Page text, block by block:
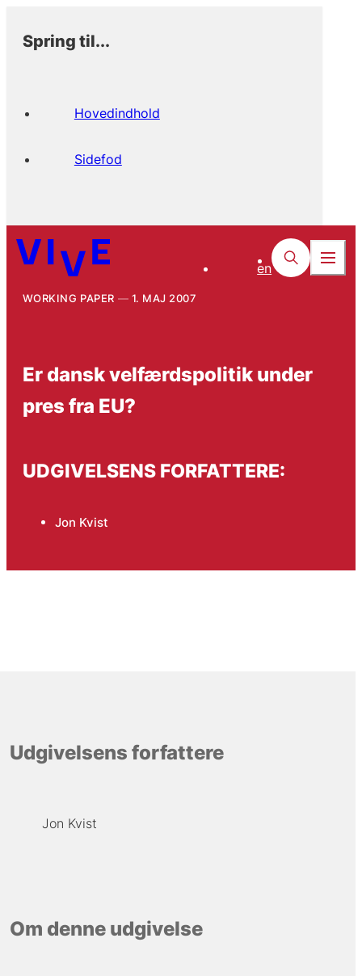
Spring til...
Hovedindhold
Sidefod
en
WORKING PAPER 1. MAJ 2007
Er dansk velfærdspolitik under
pres fra EU?
UDGIVELSENS FORFATTERE:
Jon Kvist
Udgivelsens forfattere
Jon Kvist
Om denne udgivelse